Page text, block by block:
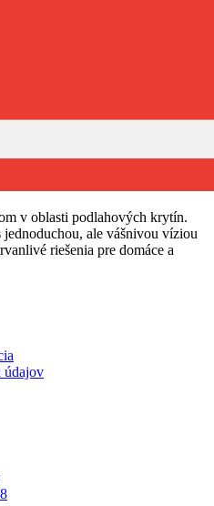
v oblasti podlahových krytín.
ale vášnivou víziou
riešenia pre domáce a
údajov